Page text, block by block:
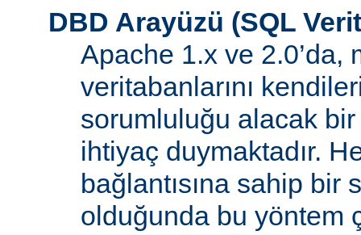
DBD Arayüzü (SQL
Apache 1.x ve 2.0’da,
veritabanlarını
sorumluluğu alacak bir
ihtiyaç duymaktadır.
bağlantısına sahip bir
olduğunda bu yöntem